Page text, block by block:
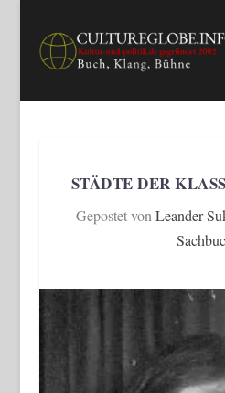
STÄDTE DER
Gepostet vonLeander